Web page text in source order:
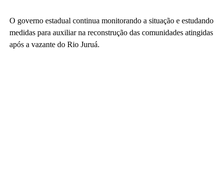
O governo estadual continua monitorando a situação e estudando
medidas para auxiliar na reconstrução das comunidades atingidas
após a vazante do Rio Juruá.